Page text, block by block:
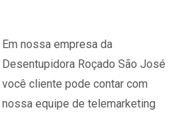
Em nossa empresa da
Desentupidora Roçado São José
você cliente pode contar com
nossa equipe de telemarketing